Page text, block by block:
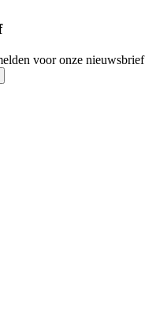
voor onze nieuwsbrief